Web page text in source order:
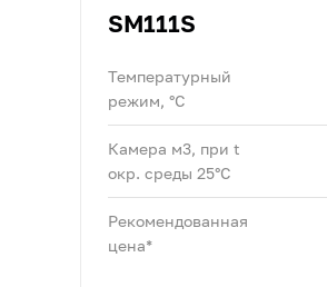
SM111S
Температурный
режим, °C
Камера м3, при t
окр. среды 25°C
Рекомендованная
цена*